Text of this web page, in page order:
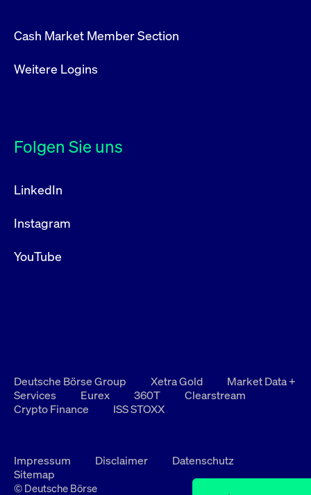
Cash Market Member Section
Weitere Logins
Folgen Sie uns
LinkedIn
Instagram
YouTube
Deutsche Börse Group Xetra Gold
Market Data +
Services
Eurex 360T
Clearstream
Crypto Finance
ISS STOXX
Impressum Disclaimer
Datenschutz
Sitemap
© Deutsche Börse